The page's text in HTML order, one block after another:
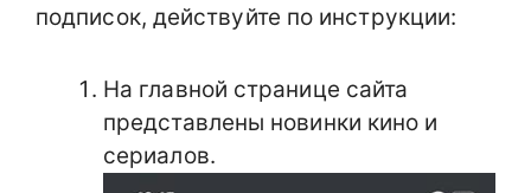
подписок, действуйте по инструкции:
На главной странице сайта
представлены новинки кино и
сериалов.